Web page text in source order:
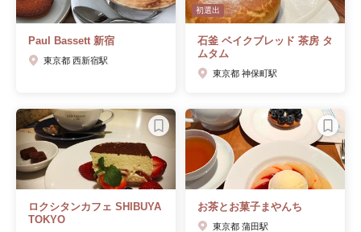
Paul Bassett 新宿
東京都 西新宿駅
初選出
石釜 ベイクブレッド 茶房 タ
ムタム
東京都 神保町駅
ロクシタンカフェ SHIBUYA
TOKYO
お茶とお菓子まやんち
東京都 蒲田駅